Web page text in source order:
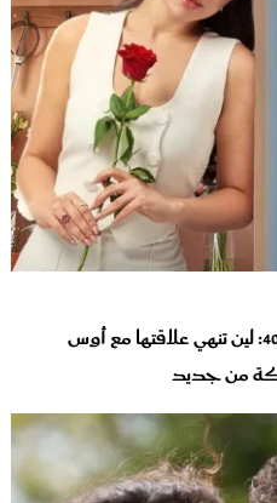
مسلسل "حب ع ورق" الحلقة 40: لين تنهي علاقتها مع أوس
من جديد